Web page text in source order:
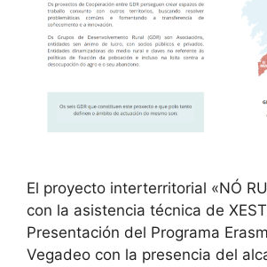
El proyecto interterritorial «NÓ
con la asistencia técnica de
Presentación del Programa
Vegadeo con la presencia del